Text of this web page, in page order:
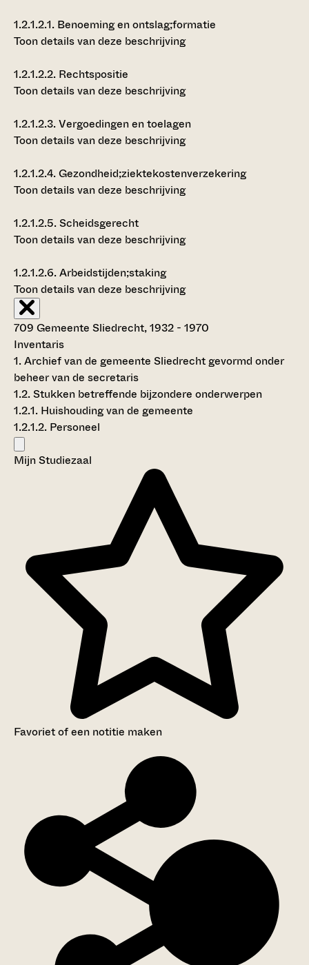
1.2.1.2.1. Benoeming en ontslag;formatie
Toon details van deze beschrijving
1.2.1.2.2. Rechtspositie
Toon details van deze beschrijving
1.2.1.2.3.Vergoedingen en toelagen
Toon details van deze beschrijving
1.2.1.2.4.Gezondheid;ziektekostenverzekering
Toon details van deze beschrijving
1.2.1.2.5.Scheidsgerecht
Toon details van deze beschrijving
1.2.1.2.6.Arbeidstijden;staking
Toon details van deze beschrijving
709 Gemeente Sliedrecht, 1932 - 1970
Inventaris
1. Archief van de gemeente Sliedrecht gevormd onder
beheer van de secretaris
1.2. Stukken betreffende bijzondere onderwerpen
1.2.1. Huishouding van de gemeente
1.2.1.2. Personeel
Mijn Studiezaal
Favoriet of een notitie maken